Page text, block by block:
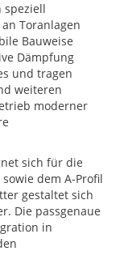
speziell
Toranlagen
Bauweise
Dämpfung
und tragen
weiteren
moderner
sich für die
dem A-Profil
gestaltet sich
Die passgenaue
in